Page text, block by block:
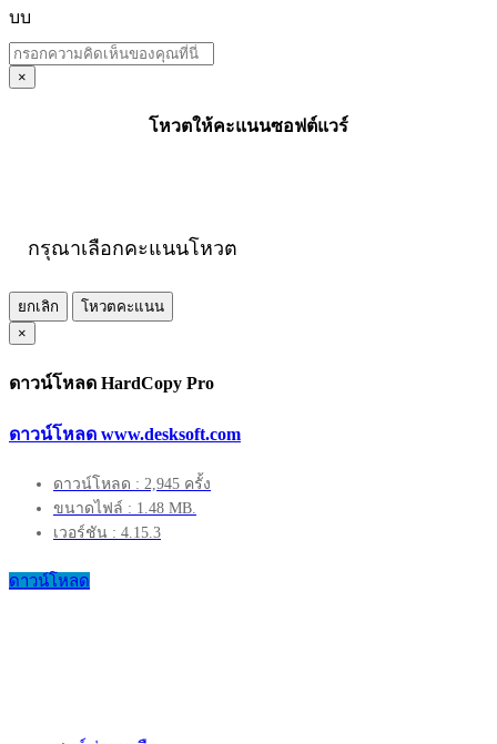
บบ
×
โหวตให้คะแนนซอฟต์แวร์
กรุณาเลือกคะแนนโหวต
ยกเลิก
โหวตคะแนน
×
ดาวน์โหลด HardCopy Pro
ดาวน์โหลด www.desksoft.com
ดาวน์โหลด : 2,945 ครั้ง
ขนาดไฟล์ : 1.48 MB.
เวอร์ชัน : 4.15.3
ดาวน์โหลด